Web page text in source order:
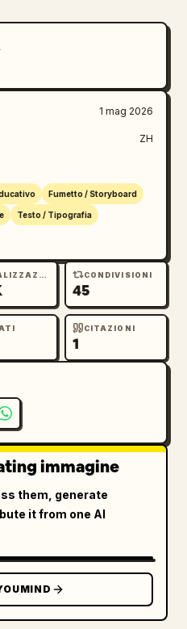
1 mag 2026
ZH
Fumetto / Storyboard
Testo / Tipografia
VISUALIZZAZIONI CONDIVISIONI
45
CITAZIONI
1
immagine
them, generate
it from one AI